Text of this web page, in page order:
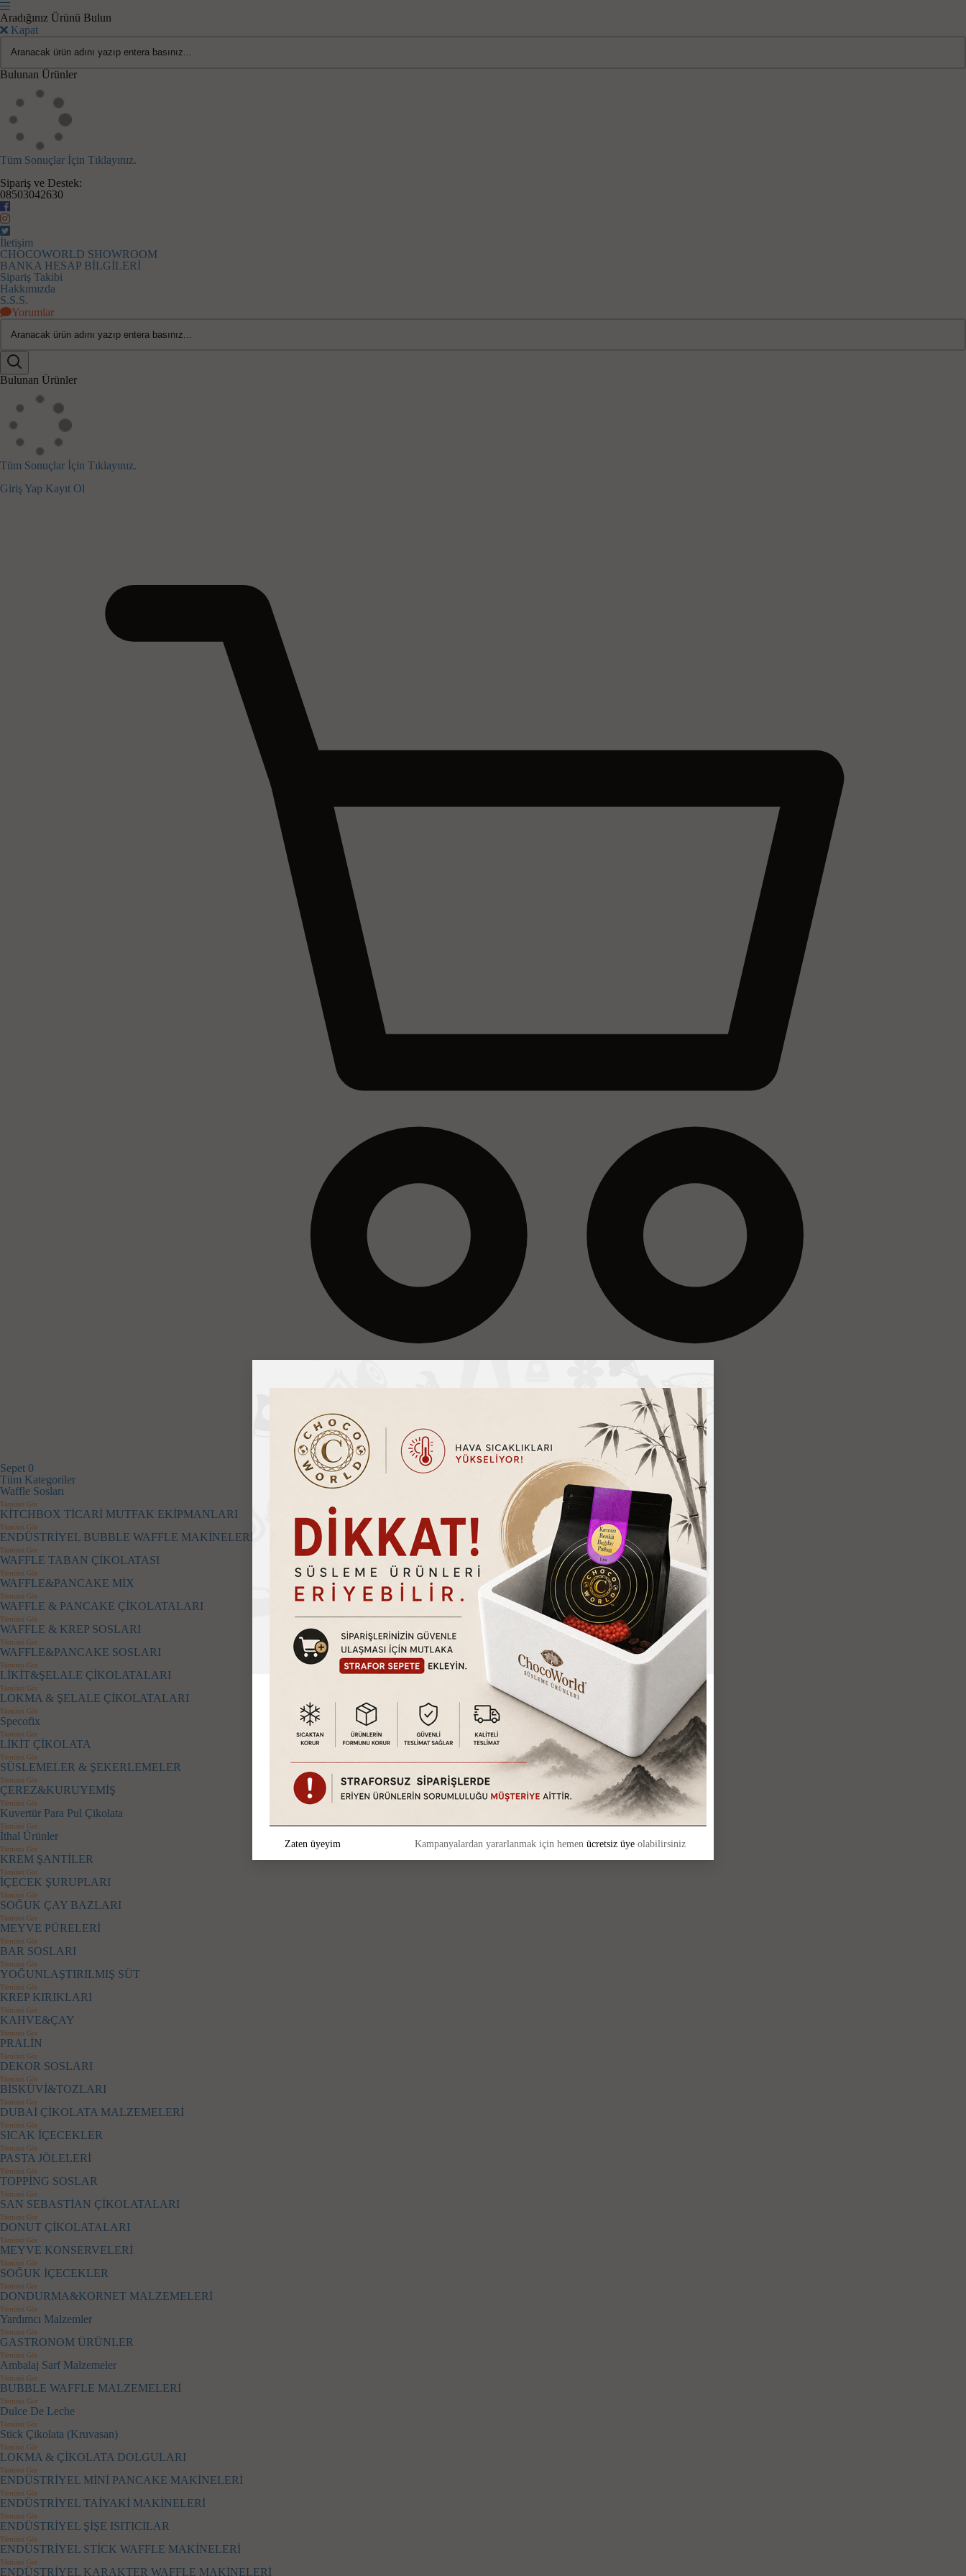
Aradığınız Ürünü Bulun
Kapat
Bulunan Ürünler
Tüm Sonuçlar İçin Tıklayınız.
Sipariş ve Destek:
08503042630
İletişim
CHOCOWORLD SHOWROOM
BANKA HESAP BİLGİLERİ
Sipariş Takibi
Hakkımızda
S.S.S.
Yorumlar
Bulunan Ürünler
Tüm Sonuçlar İçin Tıklayınız.
Giriş Yap Kayıt Ol
Sepet 0
Tüm Kategoriler
Waffle Sosları
Tümünü Gör
KİTCHBOX TİCARİ MUTFAK EKİPMANLARI
Tümünü Gör
ENDÜSTRİYEL BUBBLE WAFFLE MAKİNELERİ
Tümünü Gör
WAFFLE TABAN ÇİKOLATASI
Tümünü Gör
WAFFLE&PANCAKE MİX
Tümünü Gör
WAFFLE & PANCAKE ÇİKOLATALARI
Tümünü Gör
WAFFLE & KREP SOSLARI
Tümünü Gör
WAFFLE&PANCAKE SOSLARI
Tümünü Gör
LİKİT&ŞELALE ÇİKOLATALARI
Tümünü Gör
LOKMA & ŞELALE ÇİKOLATALARI
Tümünü Gör
Specofix
Tümünü Gör
LİKİT ÇİKOLATA
Tümünü Gör
SÜSLEMELER & ŞEKERLEMELER
Tümünü Gör
ÇEREZ&KURUYEMİŞ
Tümünü Gör
Kuvertür Para Pul Çikolata
Tümünü Gör
İthal Ürünler
Tümünü Gör
KREM ŞANTİLER
Tümünü Gör
İÇECEK ŞURUPLARI
Tümünü Gör
SOĞUK ÇAY BAZLARI
Tümünü Gör
MEYVE PÜRELERİ
Tümünü Gör
BAR SOSLARI
Tümünü Gör
YOĞUNLAŞTIRILMIŞ SÜT
Tümünü Gör
KREP KIRIKLARI
Tümünü Gör
KAHVE&ÇAY
Tümünü Gör
PRALİN
Tümünü Gör
DEKOR SOSLARI
Tümünü Gör
BİSKÜVİ&TOZLARI
Tümünü Gör
DUBAİ ÇİKOLATA MALZEMELERİ
Tümünü Gör
SICAK İÇECEKLER
Tümünü Gör
PASTA JÖLELERİ
Tümünü Gör
TOPPİNG SOSLAR
Tümünü Gör
SAN SEBASTİAN ÇİKOLATALARI
Tümünü Gör
DONUT ÇİKOLATALARI
Tümünü Gör
MEYVE KONSERVELERİ
Tümünü Gör
SOĞUK İÇECEKLER
Tümünü Gör
DONDURMA&KORNET MALZEMELERİ
Tümünü Gör
Yardımcı Malzemler
Tümünü Gör
GASTRONOM ÜRÜNLER
Tümünü Gör
Ambalaj Sarf Malzemeler
Tümünü Gör
BUBBLE WAFFLE MALZEMELERİ
Tümünü Gör
Dulce De Leche
Tümünü Gör
Stick Çikolata (Kruvasan)
Tümünü Gör
LOKMA & ÇİKOLATA DOLGULARI
Tümünü Gör
ENDÜSTRİYEL MİNİ PANCAKE MAKİNELERİ
Tümünü Gör
ENDÜSTRİYEL TAİYAKİ MAKİNELERİ
Tümünü Gör
ENDÜSTRİYEL ŞİŞE ISITICILAR
Tümünü Gör
ENDÜSTRİYEL STİCK WAFFLE MAKİNELERİ
Tümünü Gör
ENDÜSTRİYEL KARAKTER WAFFLE MAKİNELERİ
Kampanyalardan yararlanmak için hemen ücretsiz üye olabilirsiniz
Zaten üyeyim